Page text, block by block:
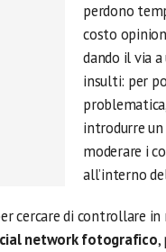
perdono
costo
dando il via
insulti: per
introdurre
moderare i
all’interno
cercare di controllare
network fotografico,